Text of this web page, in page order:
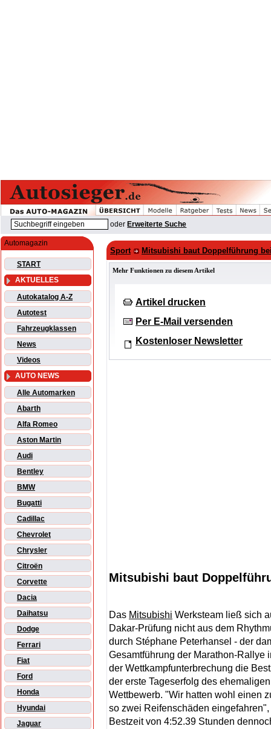
oder Erweiterte Suche
Automagazin
START
AKTUELLES
Autokatalog A-Z
Autotest
Fahrzeugklassen
News
Videos
AUTO NEWS
Alle Automarken
Abarth
Alfa Romeo
Aston Martin
Audi
Bentley
BMW
Bugatti
Cadillac
Chevrolet
Chrysler
Citroën
Corvette
Dacia
Daihatsu
Dodge
Ferrari
Fiat
Ford
Honda
Hyundai
Jaguar
Sport Mitsubishi baut Doppelführung
Mehr Funktionen zu diesem Artikel
Artikel drucken
Per E-Mail versenden
Kostenloser Newsletter
Mitsubishi baut
Das Mitsubishi Werksteam ließ sich
Dakar-Prüfung nicht aus dem
durch Stéphane Peterhansel - der
Gesamtführung der Marathon-Rallye
der Wettkampfunterbrechung die
der erste Tageserfolg des
Wettbewerb. "Wir hatten wohl einen
so zwei Reifenschäden
Bestzeit von 4:52.39 Stunden